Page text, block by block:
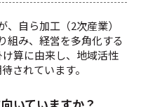
自ら加工（2次産業）
組み、経営を多角化する
算に由来し、地域活性
されています。